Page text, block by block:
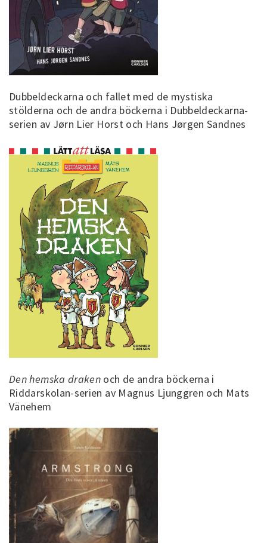
Dubbeldeckarna och fallet med de mystiska
stölderna och de andra böckerna i Dubbeldeckarna-
serien av Jørn Lier Horst och Hans Jørgen Sandnes
Den hemska draken och de andra böckerna i
Riddarskolan-serien av Magnus Ljunggren och Mats
Vänehem